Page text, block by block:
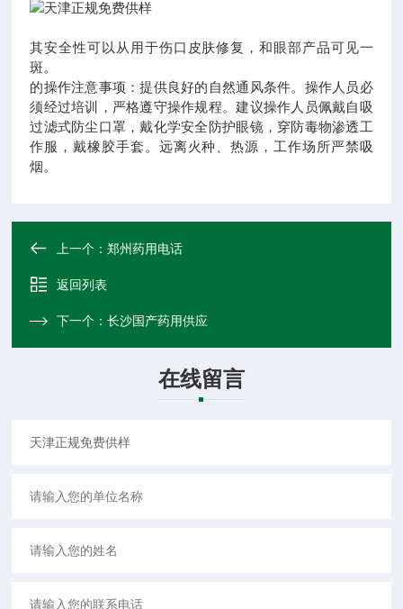
其安全性可以从用于伤口皮肤修复，和眼部产品可见一
斑。
的操作注意事项：提供良好的自然通风条件。操作人员必
须经过培训，严格遵守操作规程。建议操作人员佩戴自吸
过滤式防尘口罩，戴化学安全防护眼镜，穿防毒物渗透工
作服，戴橡胶手套。远离火种、热源，工作场所严禁吸
烟。
上一个：郑州药用电话
返回列表
下一个：长沙国产药用供应
在线留言